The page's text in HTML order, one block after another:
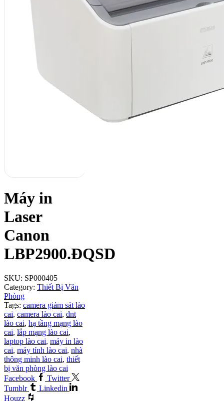
Máy in
Laser
Canon
LBP2900.ĐQSD
SKU: SP000405
Category: Thiết Bị Văn
Phòng
Tags: camera giám sát lào
cai, camera lào cai, dnt
lào cai, hạ tầng mạng lào
cai, lắp mạng lào cai,
laptop lào cai, máy in lào
cai, máy tính lào cai, nhà
thông minh lào cai, thiết
bị văn phòng lào cai
Facebook
Twitter
Tumblr
Linkedin
Houzz